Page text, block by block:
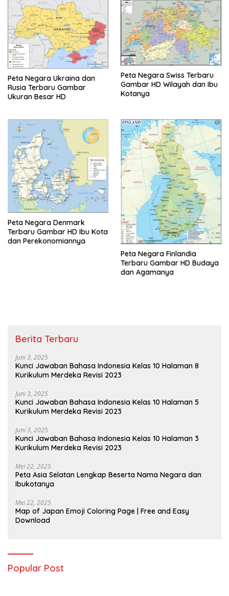
Peta Negara Ukraina dan
Rusia Terbaru Gambar
Ukuran Besar HD
Peta Negara Swiss Terbaru
Gambar HD Wilayah dan Ibu
Kotanya
Peta Negara Denmark
Terbaru Gambar HD Ibu Kota
dan Perekonomiannya
Peta Negara Finlandia
Terbaru Gambar HD Budaya
dan Agamanya
Berita Terbaru
Juni 3, 2025
Kunci Jawaban Bahasa Indonesia Kelas 10 Halaman 8
Kurikulum Merdeka Revisi 2023
Juni 3, 2025
Kunci Jawaban Bahasa Indonesia Kelas 10 Halaman 5
Kurikulum Merdeka Revisi 2023
Juni 3, 2025
Kunci Jawaban Bahasa Indonesia Kelas 10 Halaman 3
Kurikulum Merdeka Revisi 2023
Mei 22, 2025
Peta Asia Selatan Lengkap Beserta Nama Negara dan
Ibukotanya
Mei 22, 2025
Map of Japan Emoji Coloring Page | Free and Easy
Download
Popular Post